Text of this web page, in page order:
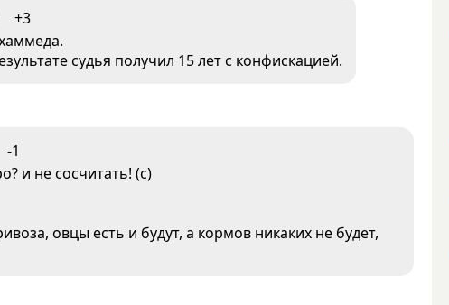
+3
судья получил 15 лет с конфискацией.
-1
и не сосчитать! (с)
овцы есть и будут, а кормов никаких не будет,